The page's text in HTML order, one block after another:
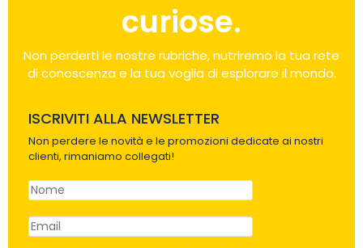
curiose.
Non perderti le nostre rubriche, nutriremo la tua rete
di conoscenza e la tua voglia di esplorare il mondo.
ISCRIVITI ALLA NEWSLETTER
Non perdere le novità e le promozioni dedicate ai nostri
clienti, rimaniamo collegati!